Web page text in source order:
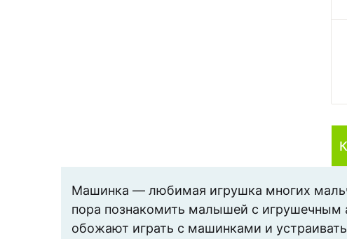
Машинка — любимая игрушка многих
пора познакомить малышей с игрушечным
обожают играть с машинками и